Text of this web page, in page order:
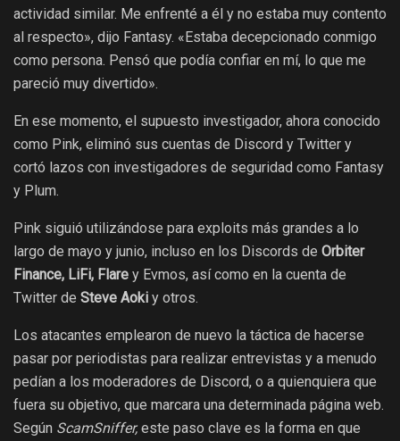
actividad similar. Me enfrenté a él y no estaba muy contento
al respecto», dijo Fantasy. «Estaba decepcionado conmigo
como persona. Pensó que podía confiar en mí, lo que me
pareció muy divertido».
En ese momento, el supuesto investigador, ahora conocido
como Pink, eliminó sus cuentas de Discord y Twitter y
cortó lazos con investigadores de seguridad como Fantasy
y Plum.
Pink siguió utilizándose para exploits más grandes a lo
largo de mayo y junio, incluso en los Discords de Orbiter
Finance, LiFi, Flare y Evmos, así como en la cuenta de
Twitter de Steve Aoki y otros.
Los atacantes emplearon de nuevo la táctica de hacerse
pasar por periodistas para realizar entrevistas y a menudo
pedían a los moderadores de Discord, o a quienquiera que
fuera su objetivo, que marcara una determinada página web.
Según ScamSniffer,este paso clave es la forma en que